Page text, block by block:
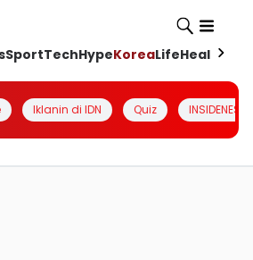
SportTechHypeKoreaLifeHealth
Iklanin di IDN Quiz INSIDENESIA